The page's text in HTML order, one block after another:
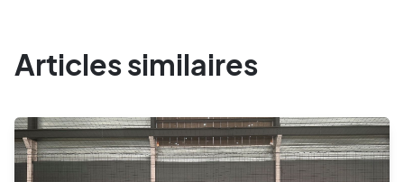
Articles similaires